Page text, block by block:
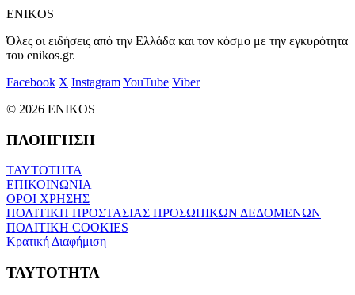
ENIKOS
Όλες οι ειδήσεις από την Ελλάδα και τον κόσμο με την εγκυρότητα
του enikos.gr.
Facebook X InstagramYouTube Viber
© 2026 ENIKOS
ΠΛΟΗΓΗΣΗ
ΤΑΥΤΟΤΗΤΑ
ΕΠΙΚΟΙΝΩΝΙΑ
ΟΡΟΙ ΧΡΗΣΗΣ
ΠΟΛΙΤΙΚΗ ΠΡΟΣΤΑΣΙΑΣ ΠΡΟΣΩΠΙΚΩΝ ΔΕΔΟΜΕΝΩΝ
ΠΟΛΙΤΙΚΗ COOKIES
Κρατική Διαφήμιση
ΤΑΥΤΟΤΗΤΑ